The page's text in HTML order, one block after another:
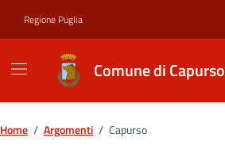
Regione Puglia
Comune di Capurso
Home / Argomenti / Capurso